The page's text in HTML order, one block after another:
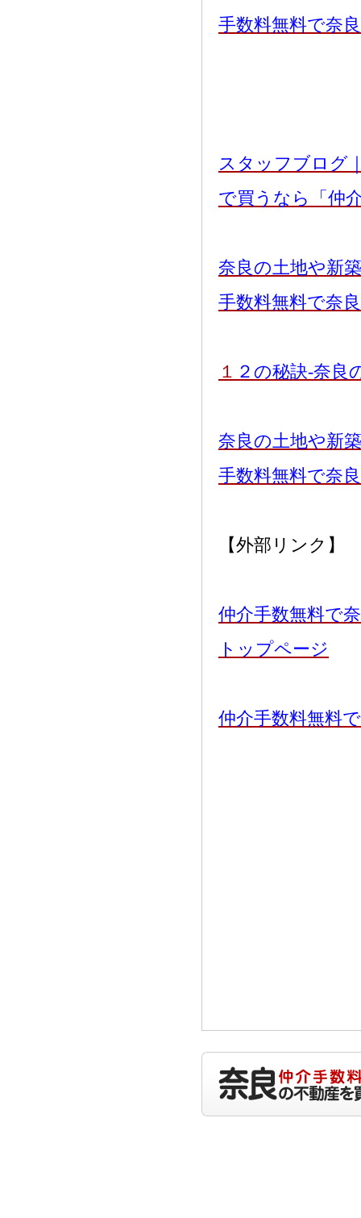
手数料無料で奈
スタッフブログ
で買うなら「仲
奈良の土地や新
手数料無料で奈
１ ２の秘訣-奈良
奈良の土地や新
手数料無料で奈
【外部リンク】
仲介手数無料で
トップページ
仲介手数料無料